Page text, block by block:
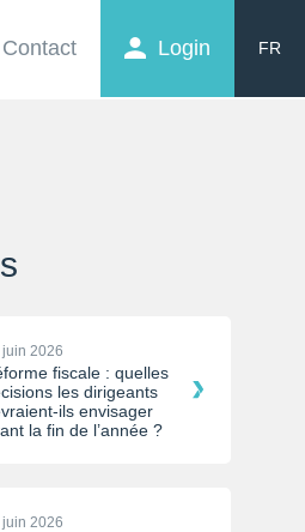
Contact Login
FR
juin 2026
fiscale : quelles
les dirigeants
ils envisager
la fin de l’année ?
juin 2026